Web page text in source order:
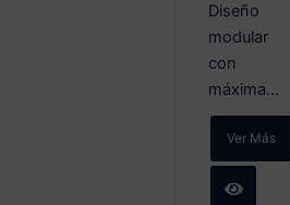
Diseño
modular
con
máxima...
Ver Más